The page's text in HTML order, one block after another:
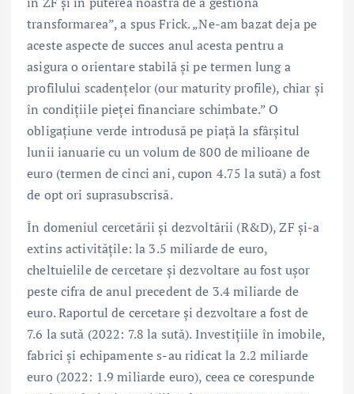
transformarea”, a spus Frick. „Ne-am bazat deja pe
aceste aspecte de succes anul acesta pentru a
asigura o orientare stabilă și pe termen lung a
profilului scadențelor (our maturity profile), chiar și
în condițiile pieței financiare schimbate.” O
obligațiune verde introdusă pe piață la sfârșitul
lunii ianuarie cu un volum de 800 de milioane de
euro (termen de cinci ani, cupon 4.75 la sută) a fost
de opt ori suprasubscrisă.
În domeniul cercetării și dezvoltării (R&D), ZF și-a
extins activitățile: la 3.5 miliarde de euro,
cheltuielile de cercetare și dezvoltare au fost ușor
peste cifra de anul precedent de 3.4 miliarde de
euro. Raportul de cercetare și dezvoltare a fost de
7.6 la sută (2022: 7.8 la sută). Investițiile în imobile,
fabrici și echipamente s-au ridicat la 2.2 miliarde
euro (2022: 1.9 miliarde euro), ceea ce corespunde